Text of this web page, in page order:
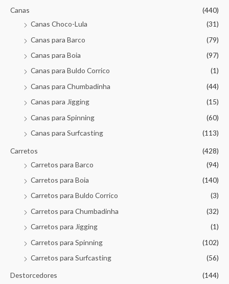
Canas
(440)
Canas Choco-Lula
(31)
Canas para Barco
(79)
Canas para Boia
(97)
Canas para Buldo Corrico
(1)
Canas para Chumbadinha
(44)
Canas para Jigging
(15)
Canas para Spinning
(60)
Canas para Surfcasting
(113)
Carretos
(428)
Carretos para Barco
(94)
Carretos para Boia
(140)
Carretos para Buldo Corrico
(3)
Carretos para Chumbadinha
(32)
Carretos para Jigging
(1)
Carretos para Spinning
(102)
Carretos para Surfcasting
(56)
Destorcedores
(144)